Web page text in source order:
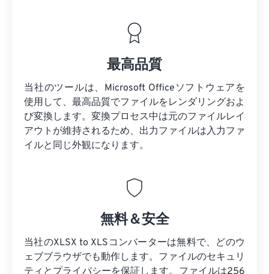
最高品質
当社のツールは、Microsoft Officeソフトウェアを
使用して、最高品質でファイルをレンダリングおよ
び変換します。変換プロセス中は元のファイルレイ
アウトが維持されるため、出力ファイルは入力ファ
イルと同じ外観になります。
無料＆安全
当社のXLSX to XLSコンバーターは無料で、どのウ
ェブブラウザでも動作します。ファイルのセキュリ
ティとプライバシーを保証します。ファイルは256